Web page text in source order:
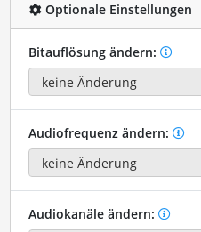
Optionale Einstellungen
Bitauflösung ändern:
Audiofrequenz ändern:
Audiokanäle ändern: